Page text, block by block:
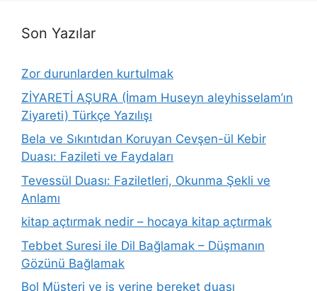
Son Yazılar
Zor durunlarden kurtulmak
ZİYARETİ AŞURA (İmam Huseyn aleyhisselam’ın
Ziyareti) Türkçe Yazılışı
Bela ve Sıkıntıdan Koruyan Cevşen-ül Kebir
Duası: Fazileti ve Faydaları
Tevessül Duası: Faziletleri, Okunma Şekli ve
Anlamı
kitap açtırmak nedir – hocaya kitap açtırmak
Tebbet Suresi ile Dil Bağlamak – Düşmanın
Gözünü Bağlamak
Bol Müşteri ve iş yerine bereket duası